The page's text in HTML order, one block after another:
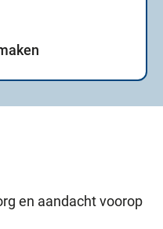
en aandacht voorop